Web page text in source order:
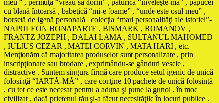
meu “ , perinuţă “vreau să dorm” , păturică “înveleşte-mă” , papucei
cu blană întoarsă , babeţică “mi-e foame” , “unde este osul meu” ,
borsetă de igenă personală , colecţia “mari personalităţi ale istoriei”-
NAPOLEON BONAPARTE , BISMARK , ROMANOV ,
FRANTZ JOZEPH , DALAI LAMA , SULTANUL MAHOMED
, IULIUS CEZAR , MATEI CORVIN , MATA HARI , etc.
Menţionăm că majoritatea produselor sunt personalizate , prin
inscripţionare sau brodare , exprimându-se gânduri vesele ,
distractive . Suntem singura firmă care produce setul igenic de unică
folosinţă “IARTĂ-MĂ” , care conţine 10 pachete de unică folosinţă
, cu tot ce este necesar pentru a aduna şi pune la gunoi , în mod
civilizat , dacă prietenul tău şi-a făcut necesităţile în locuri publice .